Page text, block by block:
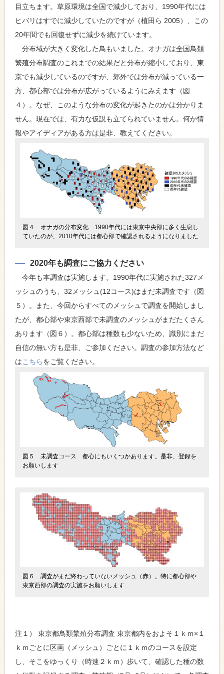
目立ちます。草原環境は全国で減少しており、1990年代には
ヒバリはすでに減少していたのですが（植田ら 2005）、この
20年間でも回復せずに減少を続けています。
分布域が大きく変化した鳥もいました。オナガは全国鳥類
繁殖分布調査のこれまでの結果だと分布が縮小しており、東
京でも減少しているのですが、郊外では分布が減っている一
方、都心部では分布が広がっているようにみえます（図
４）。なぜ、このような分布の変化が起きたのかは分かりま
せん。現在では、有力な仮説も立てられていません。何か情
報やアイディアがある方は是非、教えてください。
図４ オナガの分布変化 1990年代には東京中央部に多く生息し
ていたのが、2010年代には都心部で確認されるようになりました
2020年も調査にご協力ください
今年も本調査は実施します。1990年代に実施された327メ
ッシュのうち、32メッシュ(12コース)はまだ未調査です（図
５）。また、今回からすべてのメッシュで調査を開始しまし
たが、都心部や東京西部で未調査のメッシュがまだたくさん
あります（図６）。都心部は種数も少ないため、識別にまだ
自信の無い方も是非、ご参加ください。調査の参加方法など
はこちらをご覧ください。
図５ 未調査コース 都心にもいくつかあります。是非、登録を
お願いします
図６ 調査がまだ終わっていないメッシュ（赤）。特に都心部や
東京西部の調査の実施をお願いします
注１） 東京都鳥類繁殖分布調査 東京都内をおよそ１ｋｍ×１
ｋｍごとに区画（メッシュ）ごとに１ｋｍのコースを設定
し、そこをゆっくり（時速２ｋｍ）歩いて、確認した種の数